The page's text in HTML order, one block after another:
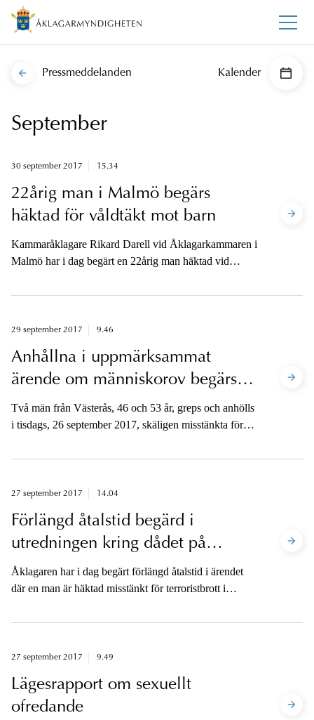
Pressmeddelanden Kalender
September
30 september 2017 15.34
22årig man i Malmö begärs
häktad för våldtäkt mot barn
Kammaråklagare Rikard Darell vid Åklagarkammaren i
Malmö har i dag begärt en 22årig man häktad vid
mot barn.22åringen är misstänkt för våldtäkt mot barn
ytterligare ett tillfälle.
29 september 2017 9.46
Anhållna i uppmärksammat
ärende om människorov begärs
inte häktade
Två män från Västerås, 46 och 53 år, greps och anhölls
i tisdags, 26 september 2017, skäligen misstänkta för
Alriksson har nu beslutat att männen inte ska begäras
annan brottslighet.
27 september 2017 14.04
Förlängd åtalstid begärd i
utredningen kring dådet på
Drottninggatan - uppdaterad
Åklagaren har i dag begärt förlängd åtalstid i ärendet
där en man är häktad misstänkt för terroristbrott i
27 september 2017 9.49
Lägesrapport om sexuellt
ofredande